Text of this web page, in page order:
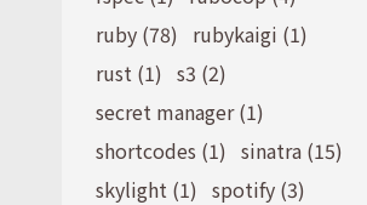
ruby (78)
rubykaigi (1)
rust (1) s3 (2)
secret manager (1)
shortcodes (1) sinatra (15)
skylight (1) spotify (3)